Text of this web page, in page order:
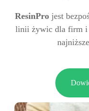
ResinPro jest
linii żywic dla firm i